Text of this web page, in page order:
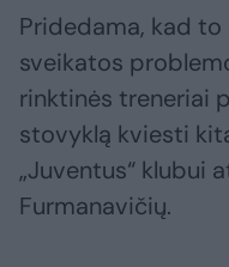
Pridedama, kad
sveikatos
rinktinės treneriai
stovyklą kviesti
„Juventus“ klubui
Furmanavičių.